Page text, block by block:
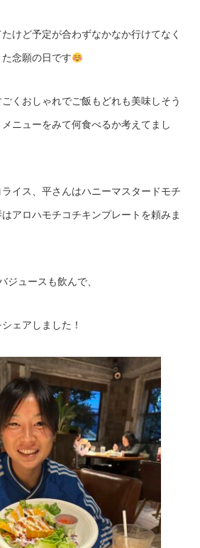
けど予定が合わずなかなか行けてなく
念願の日です
くおしゃれでご飯もどれも美味しそう
ニューをみて何食べるか考えてまし
イス、平さんはハニーマスタードモチ
アロハモチコチキンプレートを頼みま
ジュースも飲んで、
ェアしました！